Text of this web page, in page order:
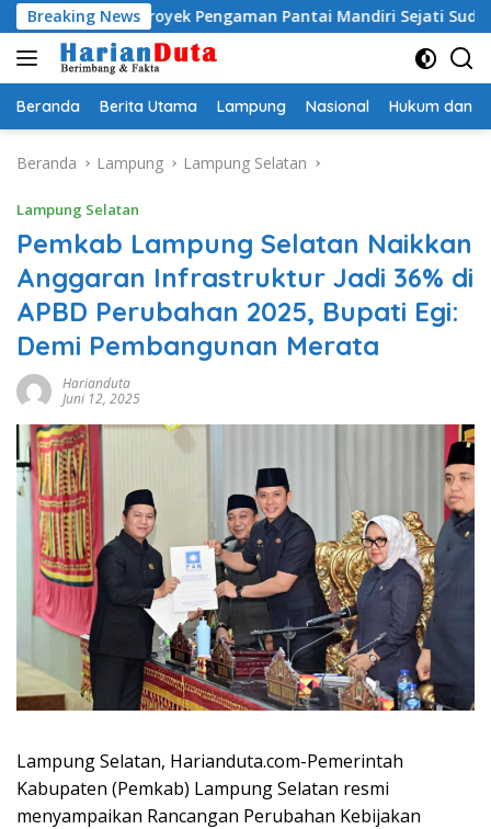
Langsung
ke
konten
Breaking News
Proyek Pengaman Pantai Mandiri Sejati Sudah Sesuai
Beranda Berita Utama Lampung Nasional Hukum dan
Beranda Lampung Lampung Selatan
Lampung Selatan
Pemkab Lampung Selatan Naikkan
Anggaran Infrastruktur Jadi 36% di
APBD Perubahan 2025, Bupati Egi:
Demi Pembangunan Merata
Harianduta
Juni 12, 2025
Lampung Selatan, Harianduta.com-Pemerintah
Kabupaten (Pemkab) Lampung Selatan resmi
menyampaikan Rancangan Perubahan Kebijakan